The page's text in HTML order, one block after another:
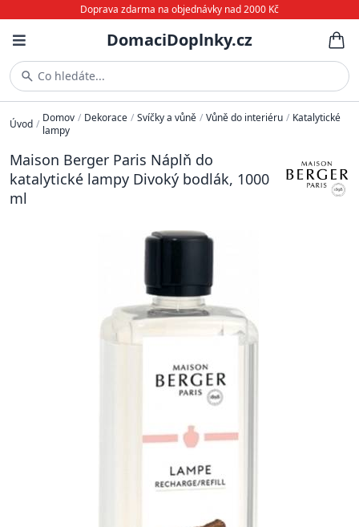
Doprava zdarma na objednávky nad 2000 Kč
DomaciDoplnky.cz
Co hledáte...
Úvod / Domov / Dekorace / Svíčky a vůně / Vůně do interiéru / Katalytické
lampy
Maison Berger Paris Náplň do
katalytické lampy Divoký bodlák, 1000
ml